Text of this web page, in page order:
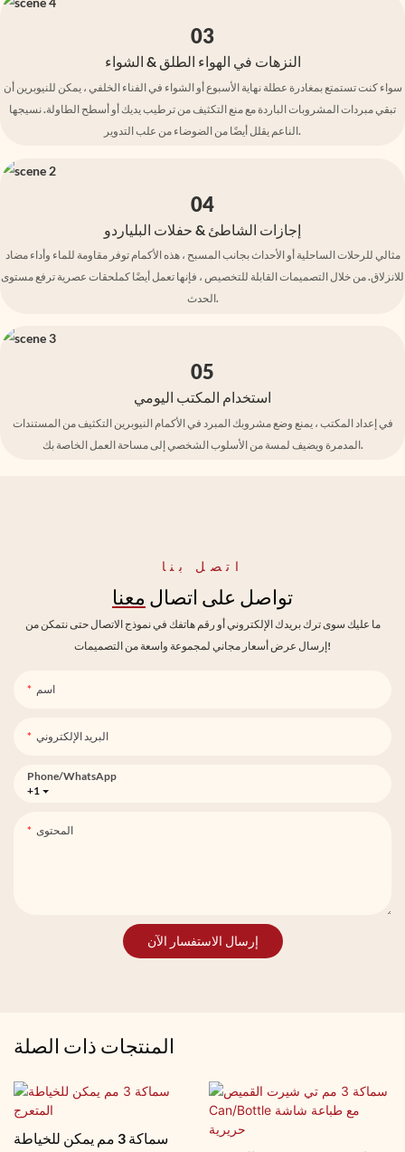
03
النزهات في الهواء الطلق & الشواء
سواء كنت تستمتع بمغادرة عطلة نهاية الأسبوع أو الشواء في الفناء الخلفي ، يمكن للنيوبرين أن
تبقي مبردات المشروبات الباردة مع منع التكثيف من ترطيب يديك أو أسطح الطاولة. نسيجها
الناعم يقلل أيضًا من الضوضاء من علب التدوير.
04
إجازات الشاطئ & حفلات البلياردو
مثالي للرحلات الساحلية أو الأحداث بجانب المسبح ، هذه الأكمام توفر مقاومة للماء وأداء مضاد
للانزلاق. من خلال التصميمات القابلة للتخصيص ، فإنها تعمل أيضًا كملحقات عصرية ترفع مستوى
الحدث.
05
استخدام المكتب اليومي
في إعداد المكتب ، يمنع وضع مشروبك المبرد في الأكمام النيوبرين التكثيف من المستندات
المدمرة ويضيف لمسة من الأسلوب الشخصي إلى مساحة العمل الخاصة بك.
اتصل بنا
تواصل على اتصال معنا
ما عليك سوى ترك بريدك الإلكتروني أو رقم هاتفك في نموذج الاتصال حتى نتمكن من
إرسال عرض أسعار مجاني لمجموعة واسعة من التصميمات!
اسم
البريد الإلكتروني
+1
Phone/whatsApp
المحتوى
إرسال الاستفسار الآن
المنتجات ذات الصلة
سماكة 3 مم يمكن للخياطة